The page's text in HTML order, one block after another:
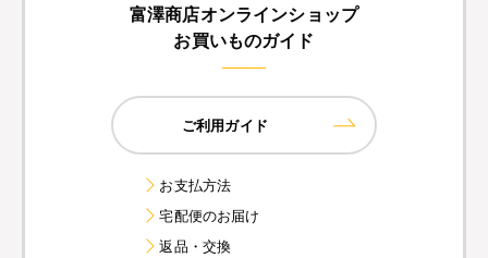
富澤商店オンラインショップ
お買いものガイド
ご利用ガイド
お支払方法
宅配便のお届け
返品・交換